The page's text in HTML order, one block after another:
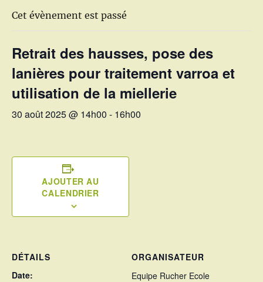
Cet évènement est passé
Retrait des hausses, pose des
lanières pour traitement varroa et
utilisation de la miellerie
30 août 2025 @ 14h00 - 16h00
AJOUTER AU
CALENDRIER
DÉTAILS
Date:
ORGANISATEUR
Equipe Rucher Ecole